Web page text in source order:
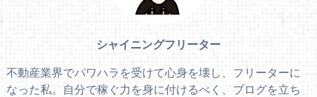
シャイニングフリーター
不動産業界でパワハラを受けて心身を壊し、フリーターに
なった私。自分で稼ぐ力を身に付けるべく、ブログを立ち